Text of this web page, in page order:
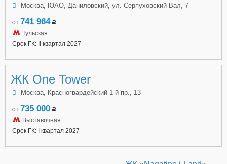
Москва, ЮАО, Даниловский, ул. Серпуховский Вал, 7
от 741 964 a
Тульская
Срок ГК: II квартал 2027
ЖК One Tower
Москва, Красногвардейский 1-й пр., 13
от 735 000 a
Выставочная
Срок ГК: I квартал 2027